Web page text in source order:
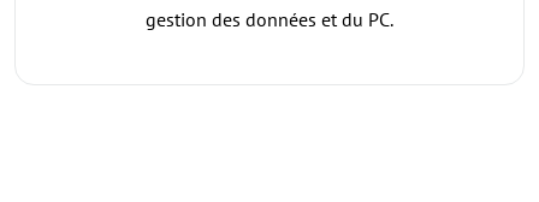
gestion des données et du PC.